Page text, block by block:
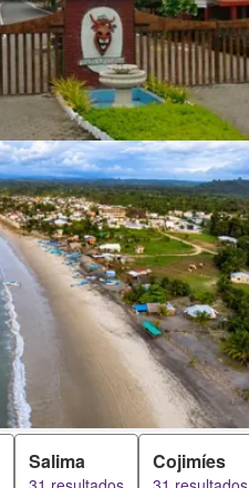
Salima Cojimíes